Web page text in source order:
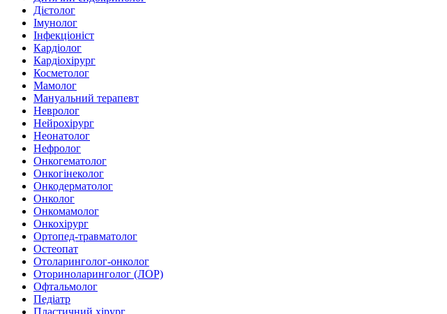
Дієтолог
Імунолог
Інфекціоніст
Кардіолог
Кардіохірург
Косметолог
Мамолог
Мануальний терапевт
Невролог
Нейрохірург
Неонатолог
Нефролог
Онкогематолог
Онкогінеколог
Онкодерматолог
Онколог
Онкомамолог
Онкохірург
Ортопед-травматолог
Остеопат
Отоларинголог-онколог
Оториноларинголог (ЛОР)
Офтальмолог
Педіатр
Пластичний хірург